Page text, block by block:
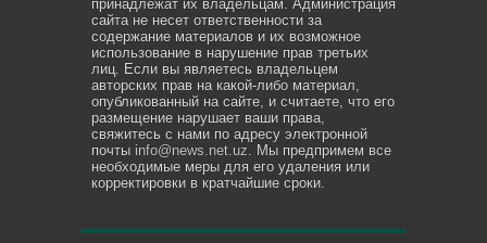
принадлежат их владельцам. Администрация
сайта не несет ответственности за
содержание материалов и их возможное
использование в нарушение прав третьих
лиц. Если вы являетесь владельцем
авторских прав на какой-либо материал,
опубликованный на сайте, и считаете, что его
размещение нарушает ваши права,
свяжитесь с нами по адресу электронной
почты info@news.net.uz . Мы предпримем все
необходимые меры для его удаления или
корректировки в кратчайшие сроки.